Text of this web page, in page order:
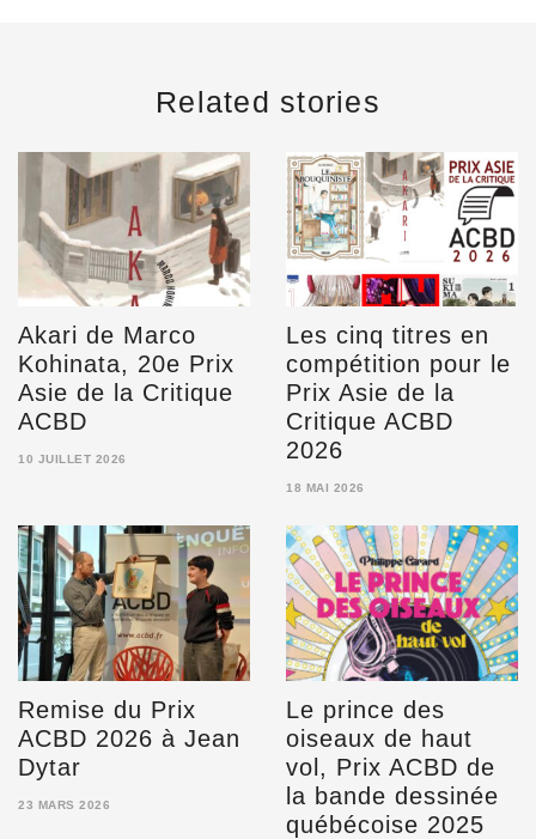
Related stories
Akari de Marco
Kohinata, 20e Prix
Asie de la Critique
ACBD
10 JUILLET 2026
Les cinq titres en
compétition pour le
Prix Asie de la
Critique ACBD
2026
18 MAI 2026
MAI
2026
Remise du Prix
ACBD 2026 à Jean
Dytar
23 MARS 2026
Le prince des
oiseaux de haut
vol, Prix ACBD de
la bande dessinée
québécoise 2025